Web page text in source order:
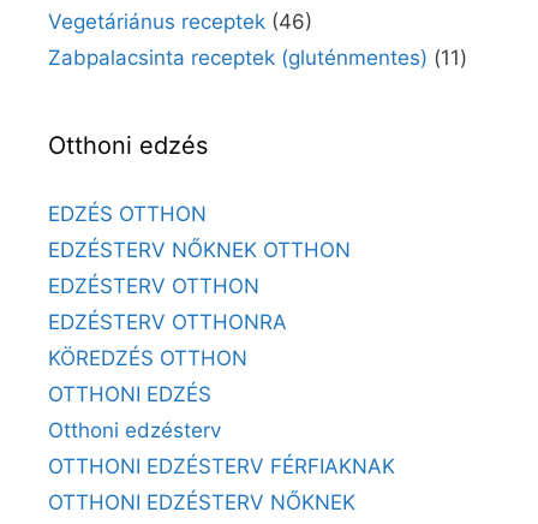
Vegetáriánus receptek (46)
Zabpalacsinta receptek (gluténmentes) (11)
Otthoni edzés
EDZÉS OTTHON
EDZÉSTERV NŐKNEK OTTHON
EDZÉSTERV OTTHON
EDZÉSTERV OTTHONRA
KÖREDZÉS OTTHON
OTTHONI EDZÉS
Otthoni edzésterv
OTTHONI EDZÉSTERV FÉRFIAKNAK
OTTHONI EDZÉSTERV NŐKNEK